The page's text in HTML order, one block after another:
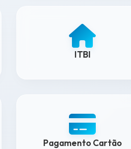
ITBI
Pagamento Cartão